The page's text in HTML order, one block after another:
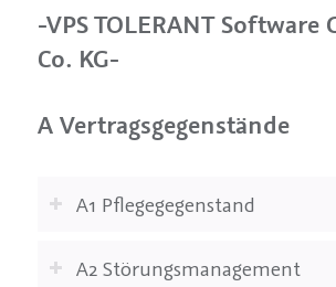
-VPS TOLERANT Software
Co. KG-
A Vertragsgegenstände
A1 Pflegegegenstand
A2 Störungsmanagement